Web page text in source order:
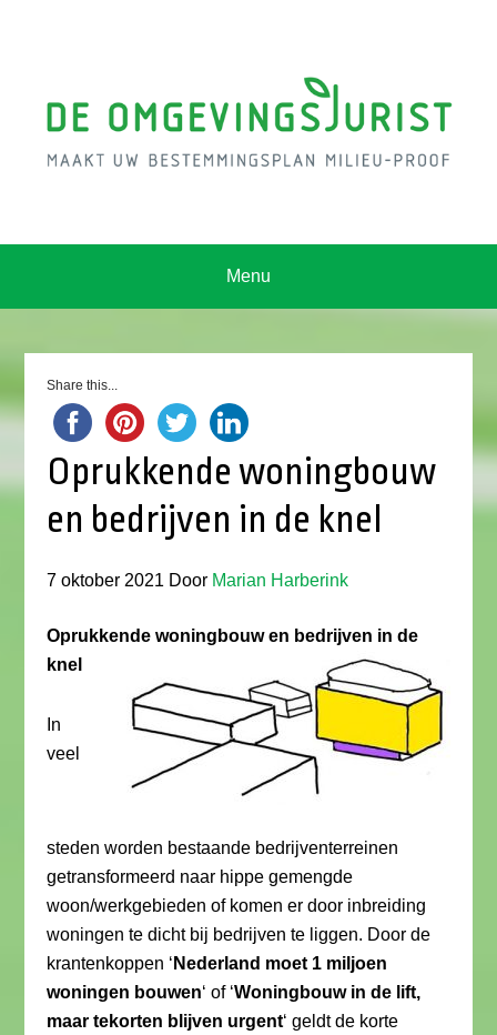
Menu
Share this...
Oprukkende woningbouw
en bedrijven in de knel
7 oktober 2021 Door Marian Harberink
Oprukkende woningbouw en bedrijven in de
knel
In
veel
steden worden bestaande bedrijventerreinen
getransformeerd naar hippe gemengde
woon/werkgebieden of komen er door inbreiding
woningen te dicht bij bedrijven te liggen. Door de
krantenkoppen ‘ Nederland moet 1 miljoen
woningen bouwen‘ of ‘Woningbouw in de lift,
maar tekorten blijven urgent‘ geldt de korte